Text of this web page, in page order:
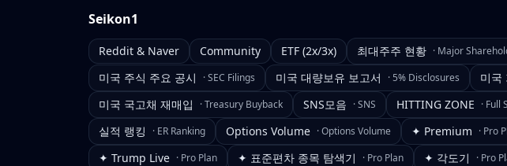
Seikon1
Reddit & Naver Community ETF (2x/3x) 최대주주 현황 · Major
미국 주식 주요 공시 ·SEC Filings 미국 대량보유 보고서 · 5% Disclosures 미국
미국 국고채 재매입 ·Treasury Buyback SNS모음 ·SNS HITTING ZONE · Full
실적 랭킹 · ER Ranking Options Volume ·Options Volume ✦ Premium · Pro
✦ Trump Live · Pro Plan ✦ 표준편차 종목 탐색기 · Pro Plan ✦ 각도기 · Pro